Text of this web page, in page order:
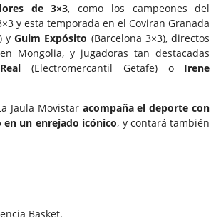
de 3×3, como los campeones del
y esta temporada en el Coviran Granada
yGuim Expósito (Barcelona 3×3), directos
Mongolia, y jugadoras tan destacadas
(Electromercantil Getafe) o Irene
Jaula Movistaracompaña el deporte con
un enrejado icónico, y contará también
Basket.